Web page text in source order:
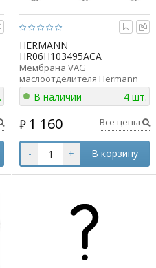
HERMANN
HR06H103495ACA
Мембрана VAG
маслоотделителя Hermann
HR06H103495ACA аналог
06H103495AC(AD)
В наличии 4 шт.
₽ 1 160 Все цены
- + В корзину